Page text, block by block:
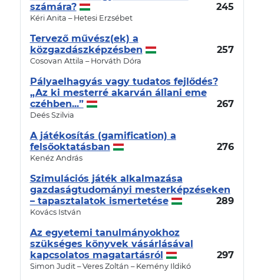
számára?
245
Kéri Anita – Hetesi Erzsébet
Tervező művész(ek) a
közgazdászképzésben
257
Cosovan Attila – Horváth Dóra
Pályaelhagyás vagy tudatos fejlődés?
„Az ki mesterré akarván állani eme
czéhben...”
267
Deés Szilvia
A játékosítás (gamification) a
felsőoktatásban
276
Kenéz András
Szimulációs játék alkalmazása
gazdaságtudományi mesterképzéseken
– tapasztalatok ismertetése
289
Kovács István
Az egyetemi tanulmányokhoz
szükséges könyvek vásárlásával
kapcsolatos magatartásról
297
Simon Judit – Veres Zoltán – Kemény Ildikó